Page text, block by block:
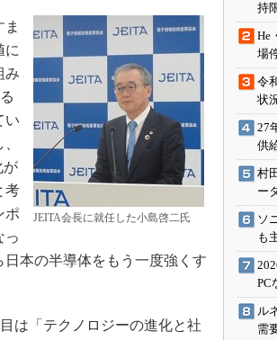
JEITA会長に就任した小島啓二氏
に
み
い
が
考
ポ
っ
本の半導体をもう一度強くす
は「テクノロジーの進化と社
持
He
場
令
状
27
供
村
ー
ソ
も
PC
ル
需